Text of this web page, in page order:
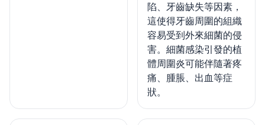
陷、牙齒缺失等因素，
這使得牙齒周圍的組織
容易受到外來細菌的侵
害。細菌感染引發的植
體周圍炎可能伴隨著疼
痛、腫脹、出血等症
狀。